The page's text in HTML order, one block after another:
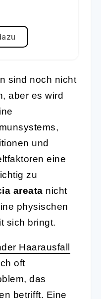
sind noch nicht
aber es wird
und
eine
zu
areata nicht
physischen
sich bringt.
Haarausfall
oft
das
betrifft. Eine